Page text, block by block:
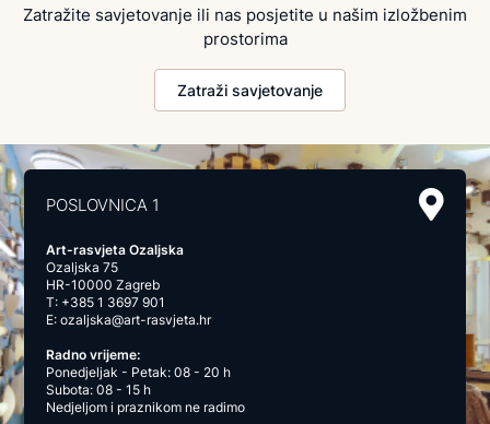
Zatražite savjetovanje ili nas posjetite u našim izložbenim
prostorima
Zatraži savjetovanje
POSLOVNICA 1
Art-rasvjeta Ozaljska
Ozaljska 75
HR-10000 Zagreb
T: +385 1 3697 901
E:ozaljska@art-rasvjeta.hr
Radno vrijeme:
Ponedjeljak - Petak: 08 - 20 h
Subota: 08 - 15 h
Nedjeljom i praznikom ne radimo